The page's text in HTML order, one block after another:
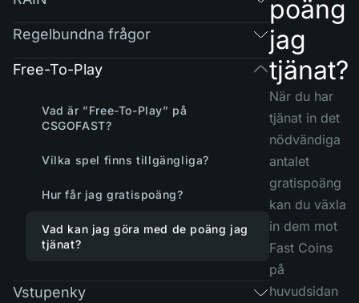
Regelbundna frågor
Free-To-Play
Vad är ”Free-To-Play” på
CSGOFAST?
Vilka spel finns tillgängliga?
Hur får jag gratispoäng?
Vad kan jag göra med de poäng jag
tjänat?
Vstupenky
poäng
jag
tjänat?
När du har
tjänat in det
nödvändiga
antalet
gratispoäng
kan du växla
in dem mot
Fast Coins
på
huvudsidan